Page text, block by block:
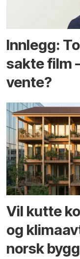
Innlegg:
sakte film
vente?
Vil kutte
og
norsk